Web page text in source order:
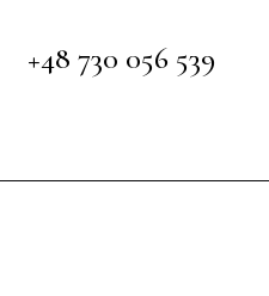
+48 730 056 539